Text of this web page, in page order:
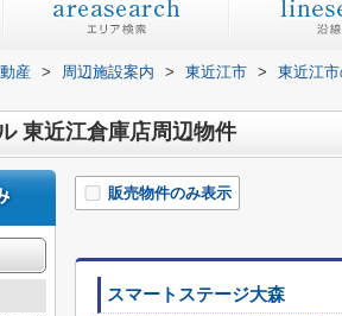
産 > 周辺施設案内 > 東近江市 > 東近江
東近江倉庫店周辺物件
販売物件のみ表示
スマートステージ大森